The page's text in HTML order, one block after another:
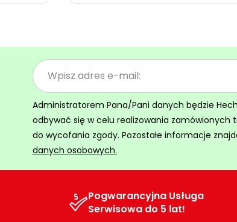
Administratorem Pana/Pani danych będzie
odbywać się w celu realizowania zamówionych
do wycofania zgody. Pozostałe informacje
danych osobowych.
Pogwarancyjna Usługa
Serwisowa do 5 lat!